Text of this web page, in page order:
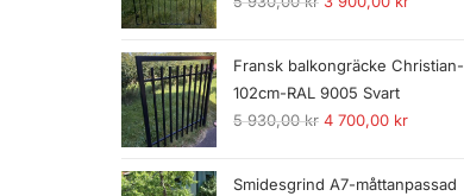
Fransk balkongräcke Christian-
102cm-RAL 9005 Svart
5 930,00kr 4 700,00 kr
Smidesgrind A7-måttanpassad